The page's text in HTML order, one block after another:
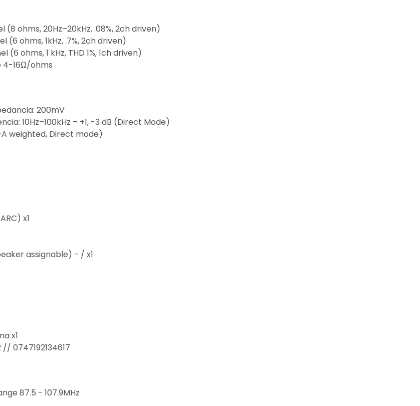
ohms, 20Hz–20kHz, .08%, 2ch driven)
(6 ohms, 1kHz, .7%, 2ch driven)
ohms, 1 kHz, THD 1%, 1ch driven)
4-16Ω/ohms
200mV
10Hz–100kHz – +1, -3 dB (Direct Mode)
weighted, Direct mode)
x1
assignable) - / x1
x1
// 0747192134617
87.5 - 107.9MHz